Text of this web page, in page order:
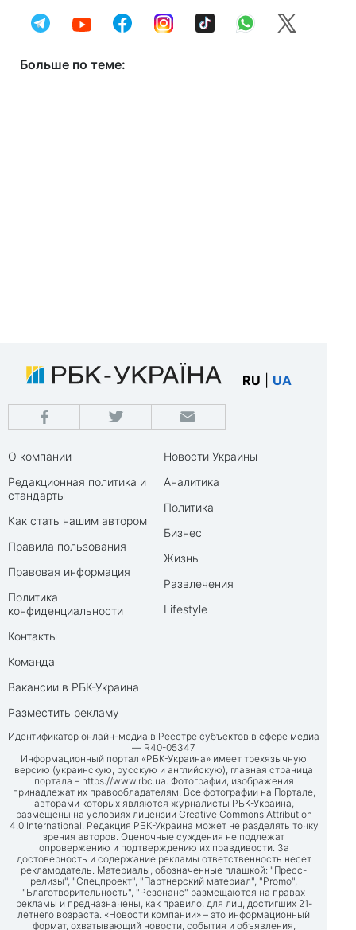
Больше по теме:
RU UA
О компании
Редакционная политика и
стандарты
Как стать нашим автором
Правила пользования
Правовая информация
Политика
конфиденциальности
Контакты
Команда
Вакансии в РБК-Украина
Разместить рекламу
Новости Украины
Аналитика
Политика
Бизнес
Жизнь
Развлечения
Lifestyle
Идентификатор онлайн-медиа в Реестре субъектов в сфере медиа
— R40-05347
Информационный портал «РБК-Украина» имеет трехязычную
версию (украинскую, русскую и английскую), главная страница
портала – https://www.rbc.ua. Фотографии, изображения
принадлежат их правообладателям. Все фотографии на Портале,
авторами которых являются журналисты РБК-Украина,
размещены на условиях лицензии Creative Commons Attribution
4.0 International. Редакция РБК-Украина может не разделять точку
зрения авторов. Оценочные суждения не подлежат
опровержению и подтверждению их правдивости. За
достоверность и содержание рекламы ответственность несет
рекламодатель. Материалы, обозначенные плашкой: "Пресс-
релизы", "Спецпроект", "Партнерский материал", "Promo",
"Благотворительность", "Резонанс" размещаются на правах
рекламы и предназначены, как правило, для лиц, достигших 21-
летнего возраста. «Новости компании» – это информационный
формат, охватывающий новости, события и объявления,